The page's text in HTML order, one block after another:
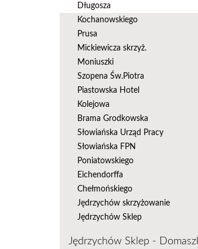
Długosza
Kochanowskiego
Prusa
Mickiewicza skrzyż.
Moniuszki
Szopena Św.Piotra
Piastowska Hotel
Kolejowa
Brama Grodkowska
Słowiańska Urząd Pracy
Słowiańska FPN
Poniatowskiego
Eichendorffa
Chełmońskiego
Jędrzychów skrzyżowanie
Jędrzychów Sklep
Jędrzychów Sklep -